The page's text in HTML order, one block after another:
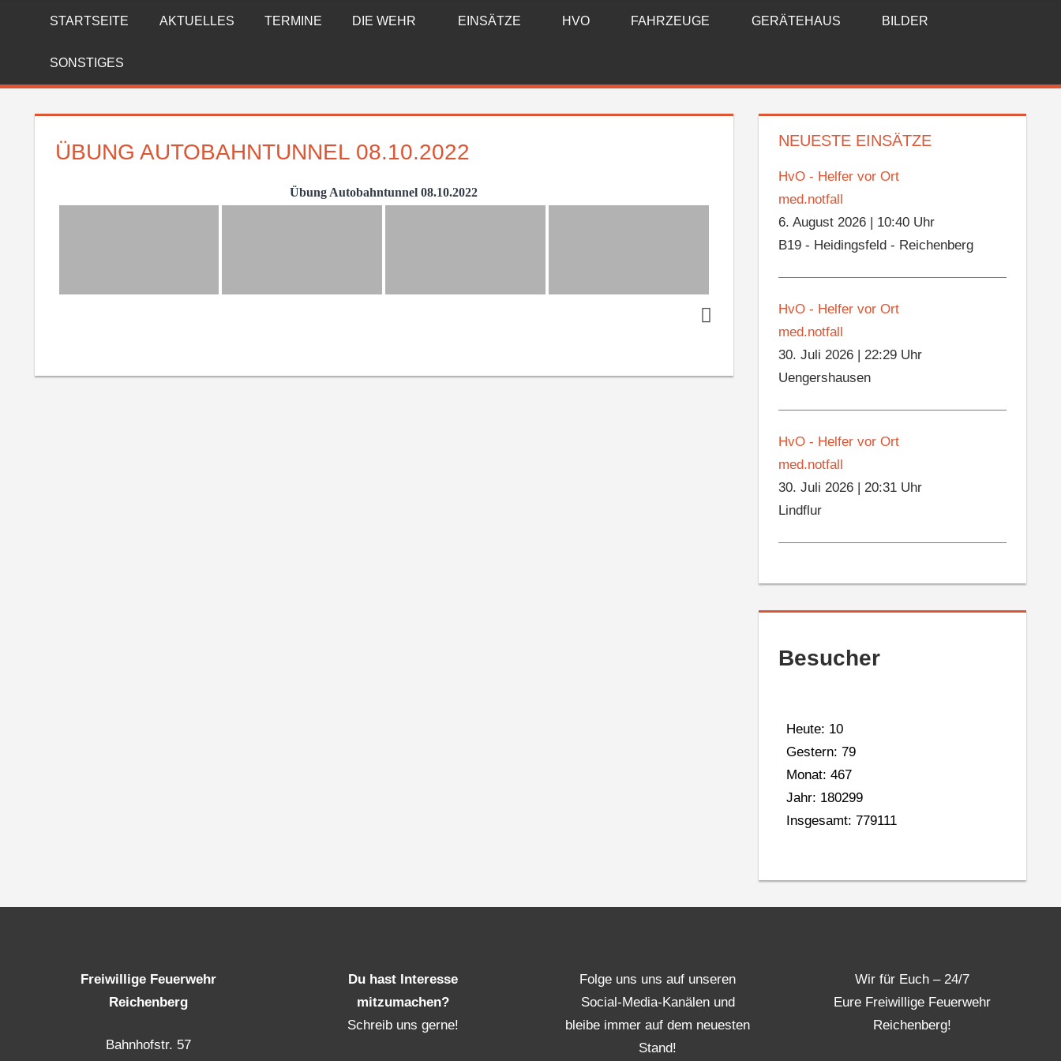
FREIWILLIGE
FEUERWEHR
REICHENBERG
STARTSEITE AKTUELLES TERMINE DIE WEHR EINSÄTZE HVO FAHRZEUGE GERÄTEHAUS BILDER
SONSTIGES
ÜBUNG AUTOBAHNTUNNEL 08.10.2022
Übung Autobahntunnel 08.10.2022
NEUESTE EINSÄTZE
HvO - Helfer vor Ort
med.notfall
6. August 2026
10:40 Uhr
B19 - Heidingsfeld - Reichenberg
HvO - Helfer vor Ort
med.notfall
30. Juli 2026 |22:29 Uhr
Uengershausen
HvO - Helfer vor Ort
med.notfall
30. Juli 2026 |20:31 Uhr
Lindflur
Besucher
Heute: 10
Gestern: 79
Monat: 467
Jahr: 180299
Insgesamt: 779111
Freiwillige Feuerwehr
Reichenberg
Bahnhofstr. 57
Du hast Interesse
mitzumachen?
Schreib uns gerne!
Folge uns uns auf unseren
Social-Media-Kanälen und
bleibe immer auf dem neuesten
Stand!
Wir für Euch – 24/7
Eure Freiwillige Feuerwehr
Reichenberg!